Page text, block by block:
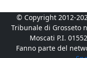
© Copyright 2012-
Tribunale di Grosseto
Moscati P.I.
Fanno parte del